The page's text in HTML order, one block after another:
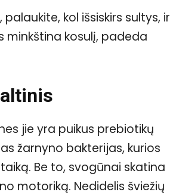
kol išsiskirs sultys, ir
minkština kosulį, padeda
jie yra puikus prebiotikų
žarnyno bakterijas, kurios
Be to, svogūnai skatina
motoriką. Nedidelis šviežių